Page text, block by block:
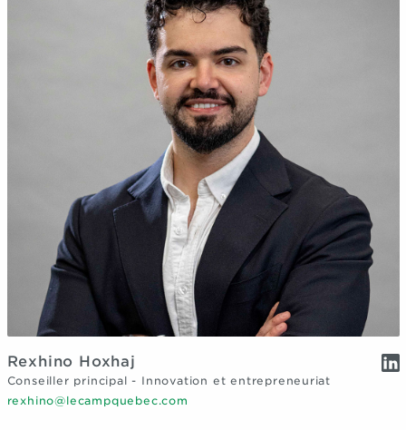
Rexhino Hoxhaj
Conseiller principal - Innovation et entrepreneuriat
rexhino@lecampquebec.com